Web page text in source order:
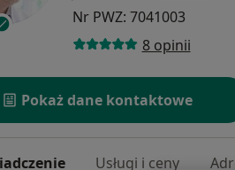
Nr PWZ: 7041003
8 opinii
Pokaż dane kontaktowe
Usługi i ceny